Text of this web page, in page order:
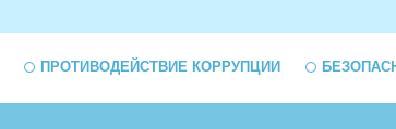
ПРОТИВОДЕЙСТВИЕ КОРРУПЦИИ